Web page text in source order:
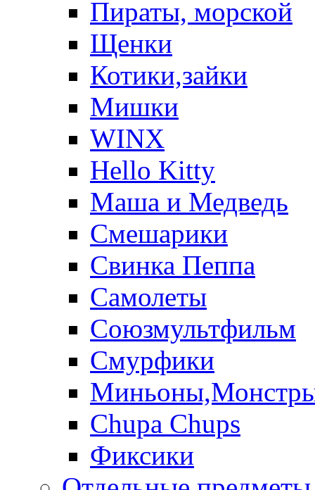
Пираты, морской
Щенки
Котики,зайки
Мишки
WINX
Hello Kitty
Маша и Медведь
Смешарики
Свинка Пеппа
Самолеты
Союзмультфильм
Смурфики
Chupa Chups
Фиксики